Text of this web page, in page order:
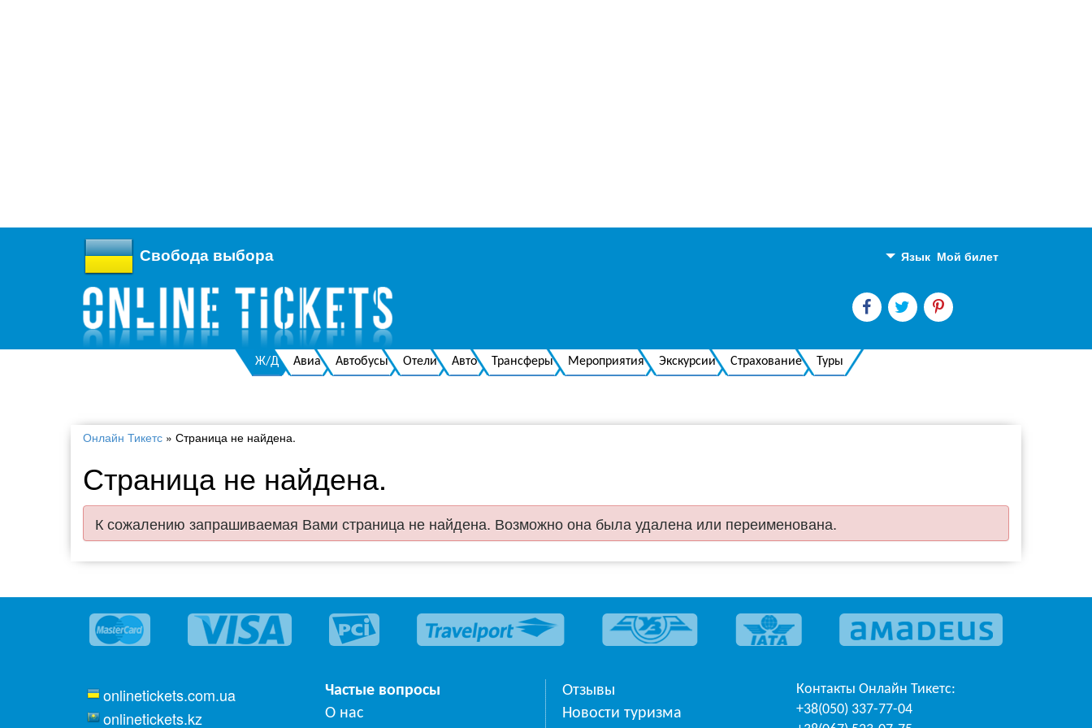
Мой билет
Язык
Английский
Свобода выбора
Ж/Д Авиа Автобусы Отели Авто Трансферы Мероприятия Экскурсии Страхование Туры
Онлайн Тикетс » Страница не найдена.
Страница не найдена.
К сожалению запрашиваемая Вами страница не найдена. Возможно она была удалена или переименована.
onlinetickets.com.ua
onlinetickets.kz
Частые вопросы
О нас
Отзывы
Новости туризма
Контакты Онлайн Тикетс:
+38(050) 337-77-04